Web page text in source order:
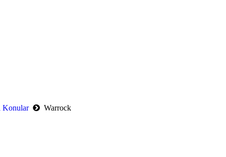
Konular Warrock